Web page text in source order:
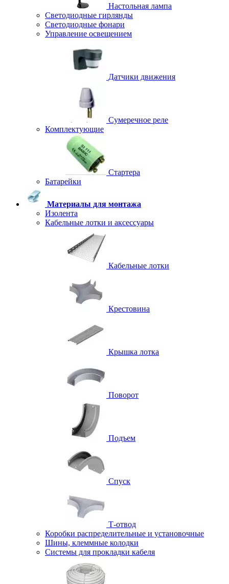
Настольная лампа
Светодиодные гирлянды
Светодиодные фонари
Управление освещением
Датчики движения
Сумеречное реле
Комплектующие
Стартера
Батарейки
Материалы для монтажа
Изолента
Кабельные лотки и аксессуары
Кабельные лотки
Крестовина
Крышка лотка
Поворот
Подъем
Спуск
Т-отвод
Коробки распределительные и установочные
Шины, клеммные колодки
Системы для прокладки кабеля